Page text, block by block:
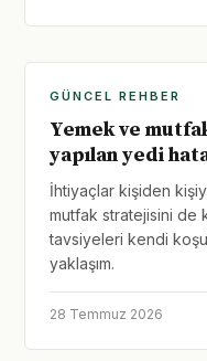
GÜNCEL REHBER
Yemek ve
yapılan yedi
İhtiyaçlar kişiden
mutfak stratejisini de
tavsiyeleri kendi
yaklaşım.
28 Temmuz 2026